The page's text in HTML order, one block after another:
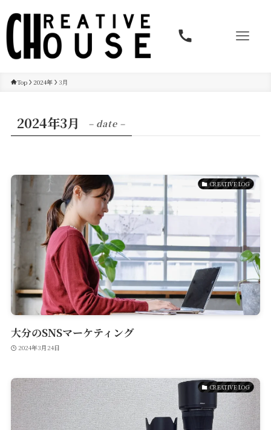
Top 2024年 3月
2024年3月 – date –
CREATIVE LOG
大分のSNSマーケティング
2024年3月24日
CREATIVE LOG